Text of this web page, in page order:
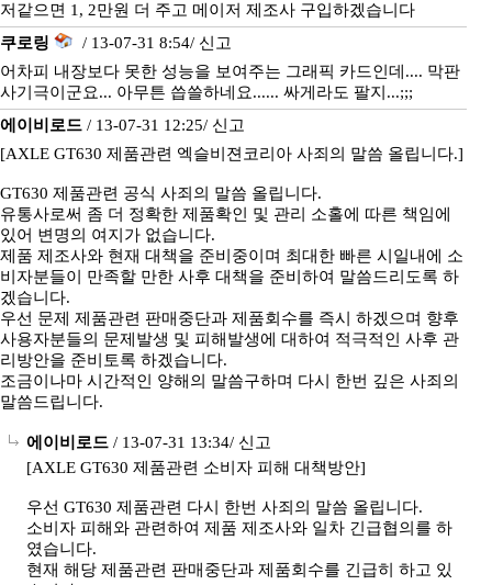
저같으면 1, 2만원 더 주고 메이저 제조사 구입하겠습니다
쿠로링
/ 13-07-31 8:54/ 신고
어차피 내장보다 못한 성능을 보여주는 그래픽 카드인데.... 막판
사기극이군요... 아무튼 씁쓸하네요...... 싸게라도 팔지...;;;
에이비로드 / 13-07-31 12:25/ 신고
[AXLE GT630 제품관련 엑슬비젼코리아 사죄의 말씀 올립니다.]
GT630 제품관련 공식 사죄의 말씀 올립니다.
유통사로써 좀 더 정확한 제품확인 및 관리 소홀에 따른 책임에
있어 변명의 여지가 없습니다.
제품 제조사와 현재 대책을 준비중이며 최대한 빠른 시일내에 소
비자분들이 만족할 만한 사후 대책을 준비하여 말씀드리도록 하
겠습니다.
우선 문제 제품관련 판매중단과 제품회수를 즉시 하겠으며 향후
사용자분들의 문제발생 및 피해발생에 대하여 적극적인 사후 관
리방안을 준비토록 하겠습니다.
조금이나마 시간적인 양해의 말씀구하며 다시 한번 깊은 사죄의
말씀드립니다.
에이비로드 / 13-07-31 13:34/ 신고
[AXLE GT630 제품관련 소비자 피해 대책방안]
우선 GT630 제품관련 다시 한번 사죄의 말씀 올립니다.
소비자 피해와 관련하여 제품 제조사와 일차 긴급협의를 하
였습니다.
현재 해당 제품관련 판매중단과 제품회수를 긴급히 하고 있